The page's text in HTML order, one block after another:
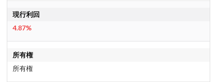
現行利回
4.87%
所有権
所有権